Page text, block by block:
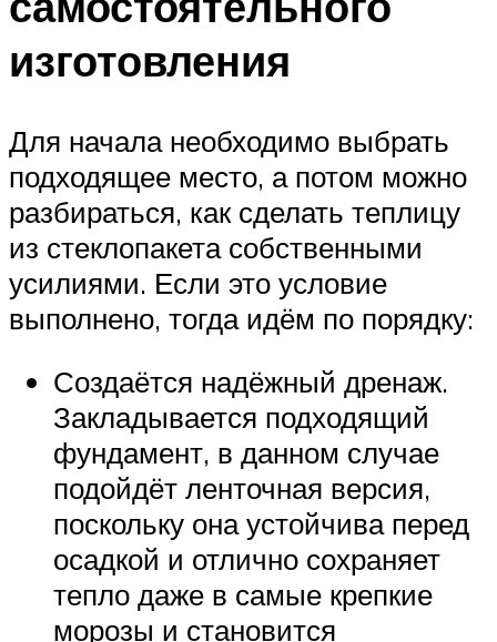
изготовления
Для начала необходимо выбрать
подходящее место, а потом можно
разбираться, как сделать теплицу
из стеклопакета собственными
усилиями. Если это условие
выполнено, тогда идём по порядку:
Создаётся надёжный дренаж.
Закладывается подходящий
фундамент, в данном случае
подойдёт ленточная версия,
поскольку она устойчива перед
осадкой и отлично сохраняет
тепло даже в самые крепкие
морозы и становится